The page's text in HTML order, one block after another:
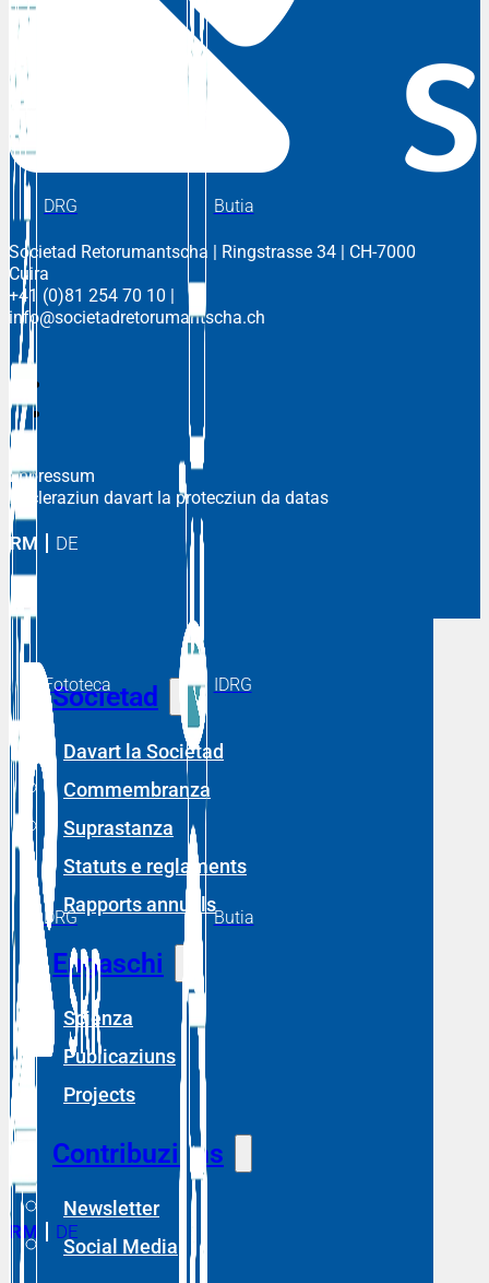
Societad Retorumantscha | Ringstrasse 34 | CH-7000
Cuira
+41 (0)81 254 70 10 |
info@societadretorumantscha.ch
Impressum
Decleraziun davart la protecziun da datas
RM DE
Societad
Davart la Societad
Commembranza
Suprastanza
Statuts e reglaments
Rapports annuals
Engaschi
Scienza
Publicaziuns
Projects
Contribuziuns
Newsletter
Social Media
Fototeca IDRG
RM DE
DRG Butia
DRG Butia